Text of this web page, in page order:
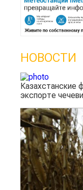
НОВОСТИ
Казахстанские
экспорте